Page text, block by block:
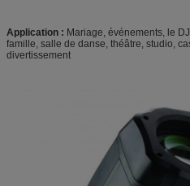
Application : Mariage, événements, le
famille, salle de danse, théâtre, studio,
divertissement